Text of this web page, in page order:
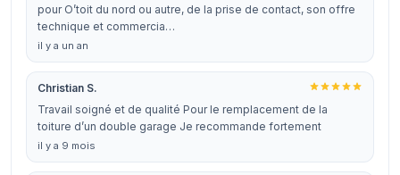
pour O’toit du nord ou autre, de la prise de contact, son offre
technique et commercia…
il y a un an
Christian S.
Travail soigné et de qualité Pour le remplacement de la
toiture d’un double garage Je recommande fortement
il y a 9 mois